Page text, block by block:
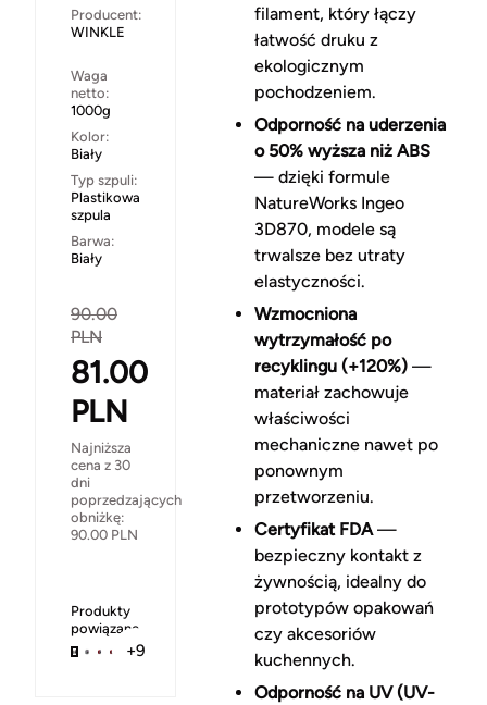
Producent:
WINKLE
Waga
netto:
1000g
Kolor:
Biały
Typ szpuli:
Plastikowa
szpula
Barwa:
Biały
90.00
PLN
81.00
PLN
Najniższa
cena z 30
dni
poprzedzających
obniżkę:
90.00 PLN
Produkty
powiązane
+9
filament, który łączy
łatwość druku z
ekologicznym
pochodzeniem.
Odporność na uderzenia
o 50% wyższa niż ABS
— dzięki formule
NatureWorks Ingeo
3D870, modele są
trwalsze bez utraty
elastyczności.
Wzmocniona
wytrzymałość po
recyklingu (+120%)—
materiał zachowuje
właściwości
mechaniczne nawet po
ponownym
przetworzeniu.
Certyfikat FDA—
bezpieczny kontakt z
żywnością, idealny do
prototypów opakowań
czy akcesoriów
kuchennych.
Odporność na UV (UV-